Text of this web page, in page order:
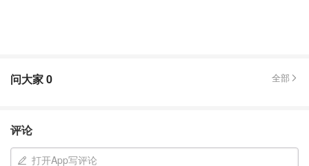
问大家0 全部
评论
打开App写评论